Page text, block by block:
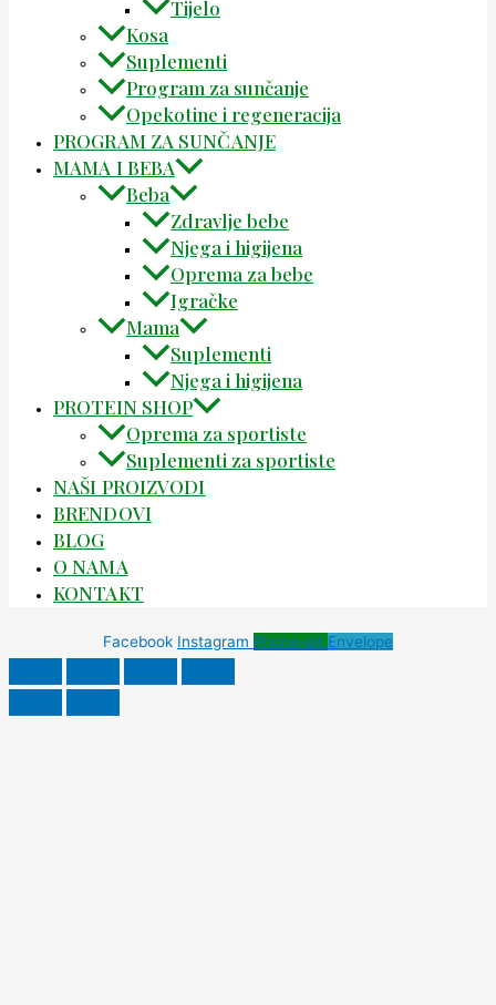
Tijelo
Kosa
Suplementi
Program za sunčanje
Opekotine i regeneracija
PROGRAM ZA SUNČANJE
MAMA I BEBA
Beba
Zdravlje bebe
Njega i higijena
Oprema za bebe
Igračke
Mama
Suplementi
Njega i higijena
PROTEIN SHOP
Oprema za sportiste
Suplementi za sportiste
NAŠI PROIZVODI
BRENDOVI
BLOG
O NAMA
KONTAKT
Facebook Instagram Phone-alt Envelope